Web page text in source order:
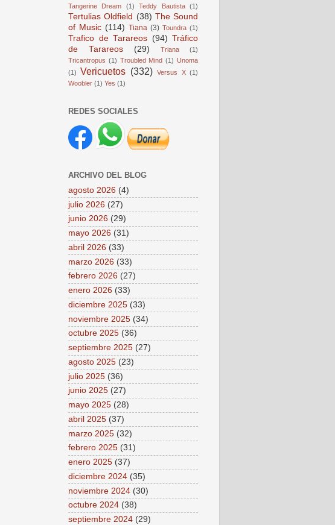
Tangerine Dream
(1) Teddy Bautista (1)
Tertulias Oldfield (38) The Sound
of Music (114) Tiana (3) Toundra (1)
Trafico de Tarareos (94) Tráfico
de Tarareos
(29) Triana
(1)
Tricantropus (1) Troubled Mind (1) Unoma
(1)
Vericuetos (332) Versus X (1)
Woobler (1) Yes (1)
REDES SOCIALES
ARCHIVO DEL BLOG
agosto 2026 (4)
julio 2026 (27)
junio 2026 (29)
mayo 2026 (31)
abril 2026 (33)
marzo 2026 (33)
febrero 2026 (27)
enero 2026 (33)
diciembre 2025 (33)
noviembre 2025 (34)
octubre 2025 (36)
septiembre 2025 (27)
agosto 2025 (23)
julio 2025 (36)
junio 2025 (27)
mayo 2025 (28)
abril 2025 (37)
marzo 2025 (32)
febrero 2025 (31)
enero 2025 (37)
diciembre 2024 (35)
noviembre 2024 (30)
octubre 2024 (38)
septiembre 2024 (29)